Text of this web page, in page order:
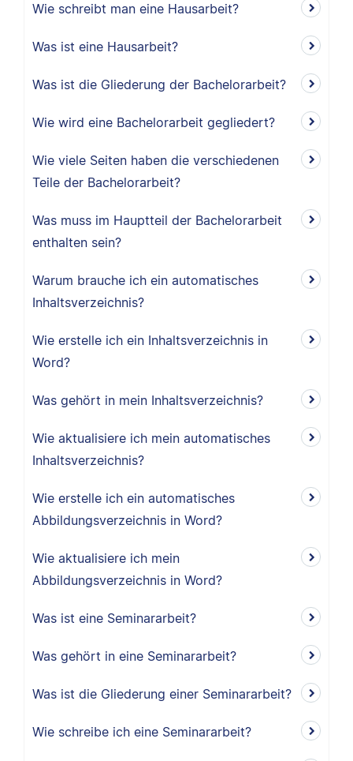
Wie schreibt man eine Hausarbeit?
Was ist eine Hausarbeit?
Was ist die Gliederung der Bachelorarbeit?
Wie wird eine Bachelorarbeit gegliedert?
Wie viele Seiten haben die verschiedenen
Teile der Bachelorarbeit?
Was muss im Hauptteil der Bachelorarbeit
enthalten sein?
Warum brauche ich ein automatisches
Inhaltsverzeichnis?
Wie erstelle ich ein Inhaltsverzeichnis in
Word?
Was gehört in mein Inhaltsverzeichnis?
Wie aktualisiere ich mein automatisches
Inhaltsverzeichnis?
Wie erstelle ich ein automatisches
Abbildungsverzeichnis in Word?
Wie aktualisiere ich mein
Abbildungsverzeichnis in Word?
Was ist eine Seminararbeit?
Was gehört in eine Seminararbeit?
Was ist die Gliederung einer Seminararbeit?
Wie schreibe ich eine Seminararbeit?